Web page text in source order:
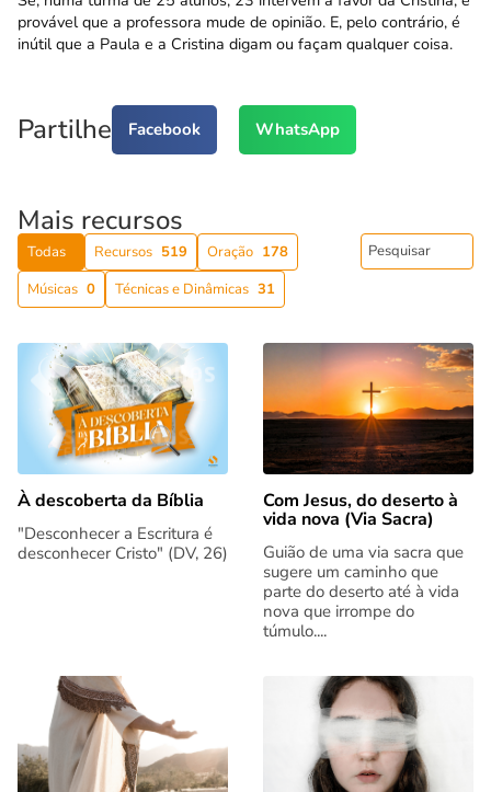
provável que a professora mude de opinião. E, pelo contrário, é
inútil que a Paula e a Cristina digam ou façam qualquer coisa.
Partilhe Facebook WhatsApp
Mais recursos
Todas Recursos 519 Oração 178
Músicas 0 Técnicas e Dinâmicas 31
À descoberta da Bíblia
"Desconhecer a Escritura é
desconhecer Cristo" (DV, 26)
Com Jesus, do deserto à
vida nova (Via Sacra)
Guião de uma via sacra que
sugere um caminho que
parte do deserto até à vida
nova que irrompe do
túmulo....